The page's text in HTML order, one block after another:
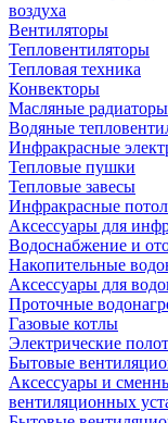
воздуха
Вентиляторы
Тепловентиляторы
Тепловая техника
Конвекторы
Масляные радиаторы
Водяные
Инфракрасные
Тепловые пушки
Тепловые завесы
Инфракрасные
Аксессуары для
Водоснабжение и
Накопительные
Аксессуары для
Проточные
Газовые котлы
Электрические
Бытовые
Аксессуары и
вентиляционных